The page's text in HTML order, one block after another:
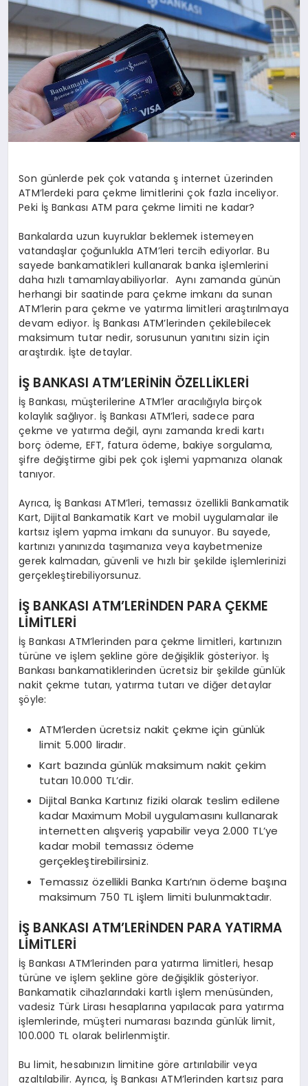
Son günlerde pek çok vatanda ş internet üzerinden
ATM’lerdeki para çekme limitlerini çok fazla inceliyor.
Peki İş Bankası ATM para çekme limiti ne kadar?
Bankalarda uzun kuyruklar beklemek istemeyen
vatandaşlar çoğunlukla ATM’leri tercih ediyorlar. Bu
sayede bankamatikleri kullanarak banka işlemlerini
daha hızlı tamamlayabiliyorlar. Aynı zamanda günün
herhangi bir saatinde para çekme imkanı da sunan
ATM’lerin para çekme ve yatırma limitleri araştırılmaya
devam ediyor. İş Bankası ATM’lerinden çekilebilecek
maksimum tutar nedir, sorusunun yanıtını sizin için
araştırdık. İşte detaylar.
İŞ BANKASI ATM’LERİNİN ÖZELLİKLERİ
İş Bankası, müşterilerine ATM’ler aracılığıyla birçok
kolaylık sağlıyor. İş Bankası ATM’leri, sadece para
çekme ve yatırma değil, aynı zamanda kredi kartı
borç ödeme, EFT, fatura ödeme, bakiye sorgulama,
şifre değiştirme gibi pek çok işlemi yapmanıza olanak
tanıyor.
Ayrıca, İş Bankası ATM’leri, temassız özellikli Bankamatik
Kart, Dijital Bankamatik Kart ve mobil uygulamalar ile
kartsız işlem yapma imkanı da sunuyor. Bu sayede,
kartınızı yanınızda taşımanıza veya kaybetmenize
gerek kalmadan, güvenli ve hızlı bir şekilde işlemlerinizi
gerçekleştirebiliyorsunuz.
İŞ BANKASI ATM’LERİNDEN PARA ÇEKME
LİMİTLERİ
İş Bankası ATM’lerinden para çekme limitleri, kartınızın
türüne ve işlem şekline göre değişiklik gösteriyor. İş
Bankası bankamatiklerinden ücretsiz bir şekilde günlük
nakit çekme tutarı, yatırma tutarı ve diğer detaylar
şöyle:
ATM’lerden ücretsiz nakit çekme için günlük
limit 5.000 liradır.
Kart bazında günlük maksimum nakit çekim
tutarı 10.000 TL’dir.
Dijital Banka Kartınız fiziki olarak teslim edilene
kadar Maximum Mobil uygulamasını kullanarak
internetten alışveriş yapabilir veya 2.000 TL’ye
kadar mobil temassız ödeme
gerçekleştirebilirsiniz.
Temassız özellikli Banka Kartı’nın ödeme başına
maksimum 750 TL işlem limiti bulunmaktadır.
İŞ BANKASI ATM’LERİNDEN PARA YATIRMA
LİMİTLERİ
İş Bankası ATM’lerinden para yatırma limitleri, hesap
türüne ve işlem şekline göre değişiklik gösteriyor.
Bankamatik cihazlarındaki kartlı işlem menüsünden,
vadesiz Türk Lirası hesaplarına yapılacak para yatırma
işlemlerinde, müşteri numarası bazında günlük limit,
100.000 TL olarak belirlenmiştir.
Bu limit, hesabınızın limitine göre artırılabilir veya
azaltılabilir. Ayrıca, İş Bankası ATM’lerinden kartsız para